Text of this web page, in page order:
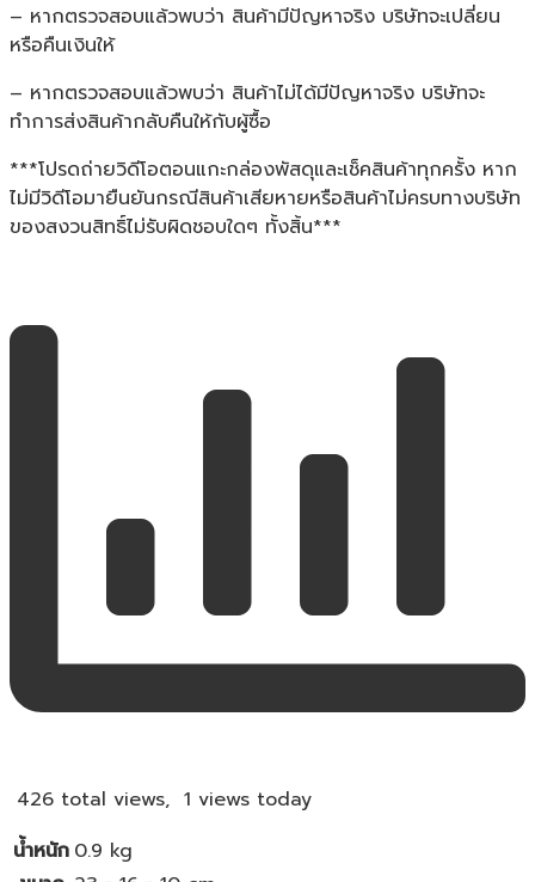
– หากตรวจสอบแล้วพบว่า สินค้ามีปัญหาจริง บริษัทจะเปลี่ยน
หรือคืนเงินให้
– หากตรวจสอบแล้วพบว่า สินค้าไม่ได้มีปัญหาจริง บริษัทจะ
ทำการส่งสินค้ากลับคืนให้กับผู้ซื้อ
***โปรดถ่ายวิดีโอตอนแกะกล่องพัสดุและเช็คสินค้าทุกครั้ง หาก
ไม่มีวิดีโอมายืนยันกรณีสินค้าเสียหายหรือสินค้าไม่ครบทางบริษัท
ของสงวนสิทธิ์ไม่รับผิดชอบใดๆ ทั้งสิ้น***
426 total views, 1 views today
น้ำหนัก 0.9 kg